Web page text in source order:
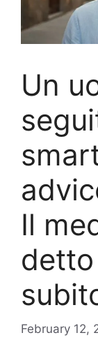
Un
Il
February 12,